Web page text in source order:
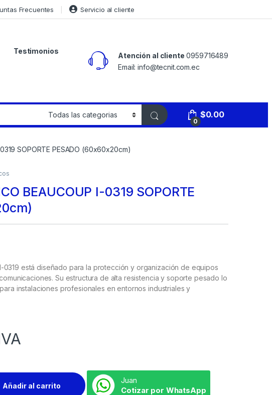
Frecuentes Servicio al cliente
Testimonios
Atención al cliente 0959716489
Email: info@tecnit.com.ec
0
$0.00
SOPORTE PESADO (60x60x20cm)
BEAUCOUP I-0319 SOPORTE
0319 está diseñado para la protección y organización de equipos
Su estructura de alta resistencia y soporte pesado lo
instalaciones profesionales en entornos industriales y
Añadir al carrito
Juan
Cotizar por WhatsApp